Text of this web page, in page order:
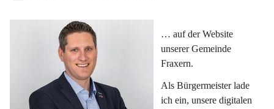
… auf der Website
unserer Gemeinde
Fraxern.
Als Bürgermeister lade
ich ein, unsere digitalen